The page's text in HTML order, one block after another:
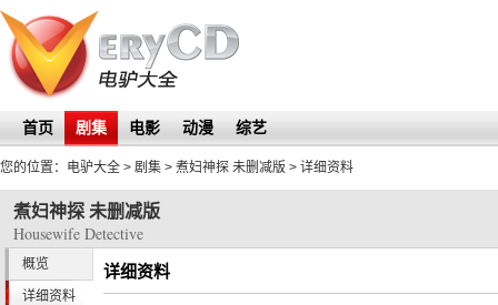
首页 剧集 电影 动漫 综艺
您的位置： 电驴大全 > 剧集 > 煮妇神探 未删减版 > 详细资料
煮妇神探 未删减版
Housewife Detective
概览
详细资料
详细资料